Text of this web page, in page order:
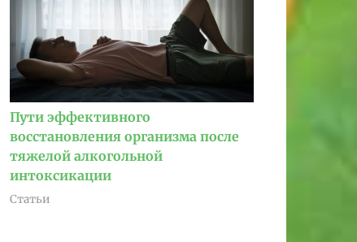
Пути эффективного
восстановления организма после
тяжелой алкогольной
интоксикации
Статьи